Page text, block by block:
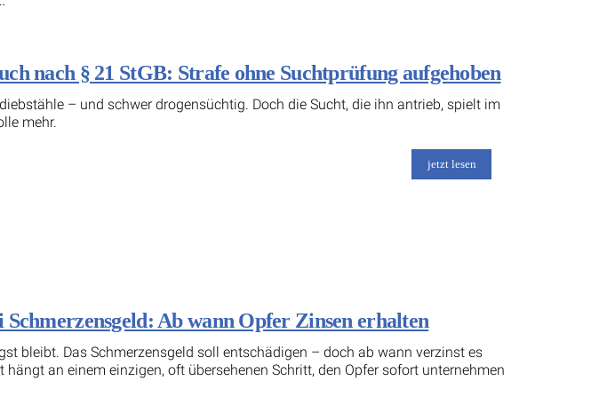
nach § 21 StGB: Strafe ohne Suchtprüfung aufgehoben
– und schwer drogensüchtig. Doch die Sucht, die ihn antrieb, spielt im
mehr.
jetzt lesen
Schmerzensgeld: Ab wann Opfer Zinsen erhalten
bleibt. Das Schmerzensgeld soll entschädigen – doch ab wann verzinst es
hängt an einem einzigen, oft übersehenen Schritt, den Opfer sofort unternehmen